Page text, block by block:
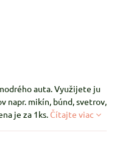
auta. Využijete ju
napr. mikín, búnd, svetrov,
je za 1ks. Čítajte viac